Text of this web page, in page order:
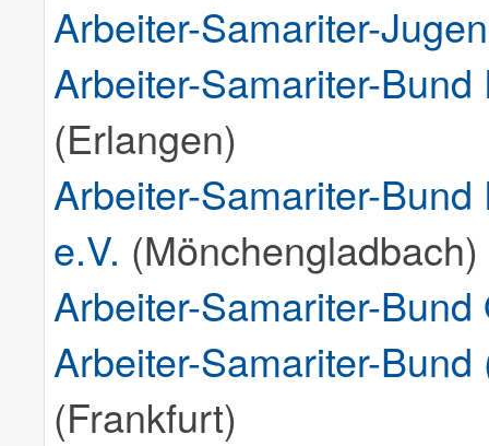
Arbeiter-Samariter-
Arbeiter-Samariter-
(Erlangen)
Arbeiter-Samariter-
e.V. (Mönchengladbach)
Arbeiter-Samariter-Bund
Arbeiter-Samariter-
(Frankfurt)